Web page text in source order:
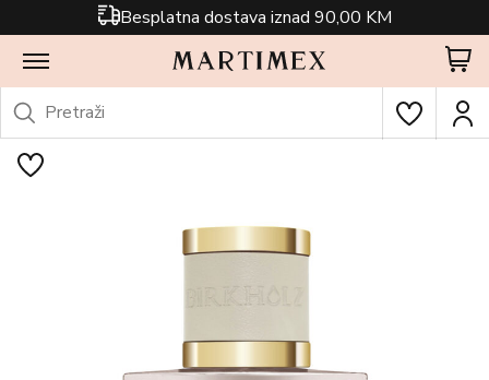
Besplatna dostava iznad 90,00 KM